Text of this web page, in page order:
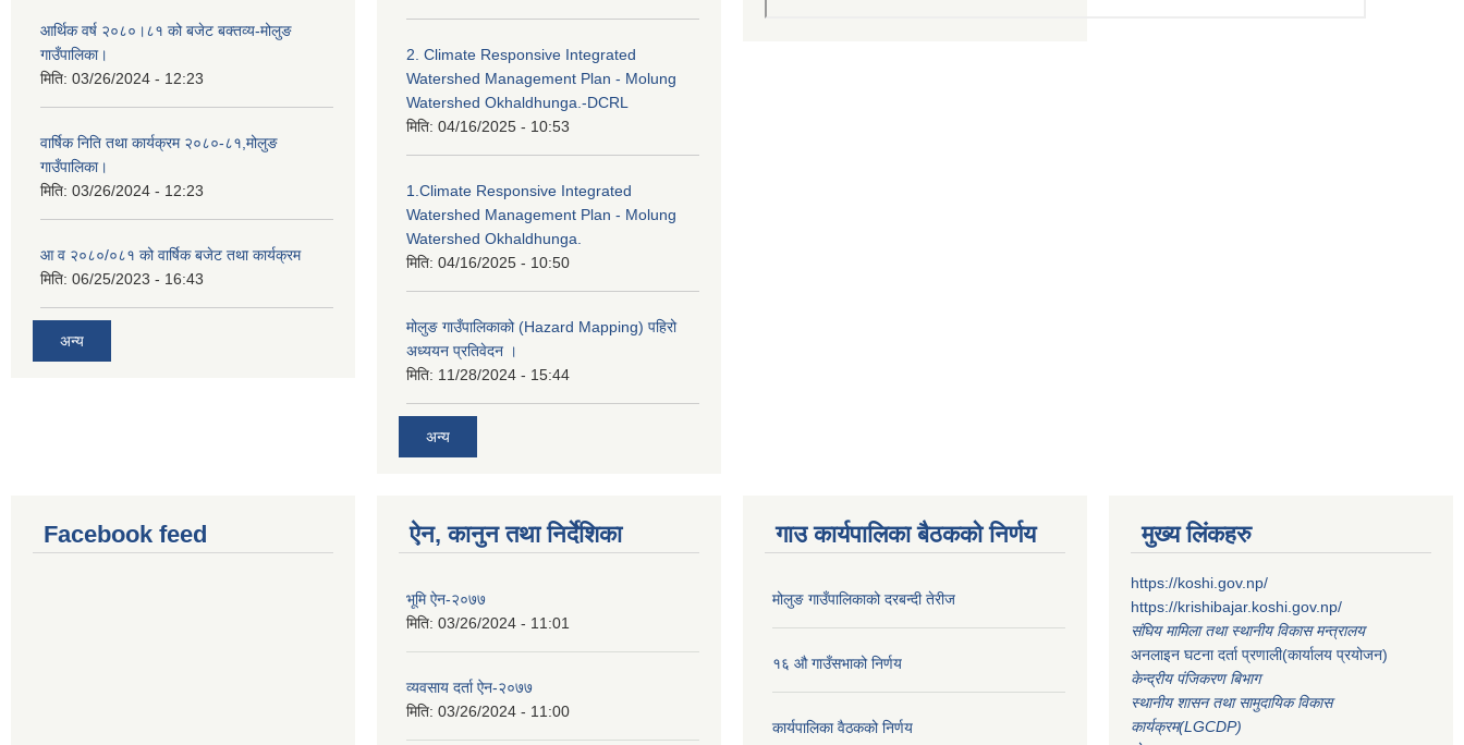
आर्थिक वर्ष २०८०।८१ को बजेट बक्तव्य-मोलुङ
गाउँपालिका।
मिति: 03/26/2024 - 12:23
वार्षिक निति तथा कार्यक्रम २०८०-८१,मोलुङ
गाउँपालिका।
मिति: 03/26/2024 - 12:23
आ व २०८०/०८१ को वार्षिक बजेट तथा कार्यक्रम
मिति: 06/25/2023 - 16:43
अन्य
2. Climate Responsive Integrated
Watershed Management Plan - Molung
Watershed Okhaldhunga.-DCRL
मिति: 04/16/2025 - 10:53
1.Climate Responsive Integrated
Watershed Management Plan - Molung
Watershed Okhaldhunga.
मिति: 04/16/2025 - 10:50
मोलुङ गाउँपालिकाको (Hazard Mapping) पहिरो
अध्ययन प्रतिवेदन ।
मिति: 11/28/2024 - 15:44
अन्य
Facebook feed ऐन, कानुन तथा निर्देशिका
भूमि ऐन-२०७७
मिति: 03/26/2024 - 11:01
व्यवसाय दर्ता ऐन-२०७७
मिति: 03/26/2024 - 11:00
गाउ कार्यपालिका बैठकको निर्णय
मोलुङ गाउँपालिकाको दरबन्दी तेरीज
१६ औ गाउँसभाको निर्णय
कार्यपालिका वैठकको निर्णय
मुख्य लिंकहरु
https://koshi.gov.np/
https://krishibajar.koshi.gov.np/
संघिय मामिला तथा स्थानीय विकास मन्त्रालय
अनलाइन घटना दर्ता प्रणाली(कार्यालय प्रयोजन)
केन्द्रीय पंजिकरण बिभाग
स्थानीय शासन तथा सामुदायिक विकास
कार्यक्रम(LGCDP)